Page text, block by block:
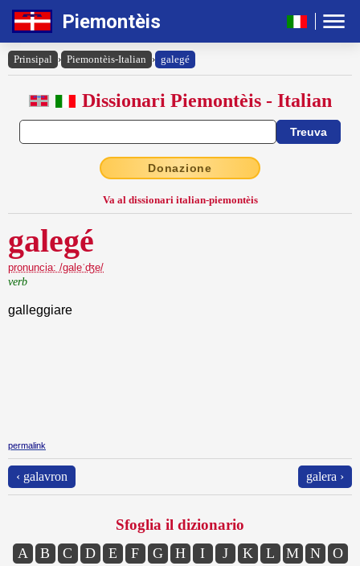
Piemontèis
Prinsipal › Piemontèis-Italian › galegé
Dissionari Piemontèis - Italian
Donazione
Va al dissionari italian-piemontèis
galegé
pronuncia: /galeˈʤe/
verb
galleggiare
permalink
‹ galavron galera ›
Sfoglia il dizionario
A B C D E F G H I J K L M N
O